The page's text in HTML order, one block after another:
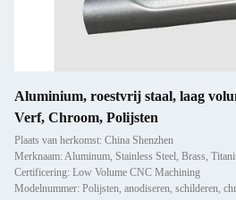
Aluminium, roestvrij staal, laag
Verf, Chroom, Polijsten
Plaats van herkomst: China Shenzhen
Merknaam: Aluminum, Stainless Steel, Brass,
Certificering: Low Volume CNC Machining
Modelnummer: Polijsten, anodiseren, schilderen,